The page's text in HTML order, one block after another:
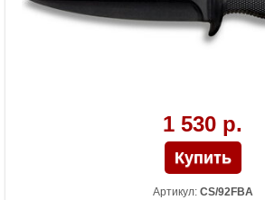
1 530 р.
Артикул: CS/92FBA